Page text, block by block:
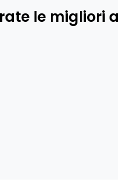
le migliori a